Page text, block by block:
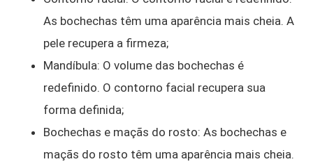
As bochechas têm uma aparência mais cheia. A
pele recupera a firmeza;
Mandíbula: O volume das bochechas é
redefinido. O contorno facial recupera sua
forma definida;
Bochechas e maçãs do rosto: As bochechas e
maçãs do rosto têm uma aparência mais cheia.